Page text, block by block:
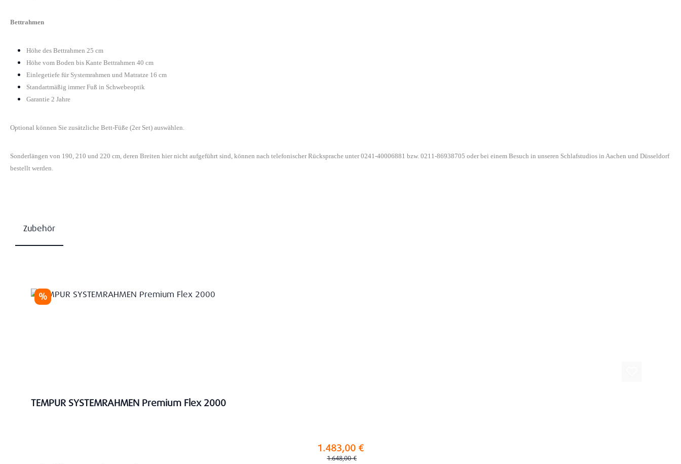
Bettrahmen
Höhe des Bettrahmen 25 cm
Höhe vom Boden bis Kante Bettrahmen 40 cm
Einlegetiefe für Systemrahmen und Matratze 16 cm
Standartmäßig immer Fuß in Schwebeoptik
Garantie 2 Jahre
Optional können Sie zusätzliche Bett-Füße (2er Set) auswählen.
Sonderlängen von 190, 210 und 220 cm, deren Breiten hier nicht aufgeführt sind, können nach telefonischer Rücksprache unter 0241-40006881 bzw. 0211-86938705 oder bei einem Besuch in unseren Schlafstudios in Aachen und Düsseldorf
bestellt werden.
Zubehör
Rabatt
%
TEMPUR SYSTEMRAHMEN Premium Flex 2000
1.483,00 €
Regulärer Preis:
1.648,00 €